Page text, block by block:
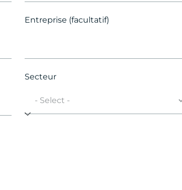
Entreprise (facultatif)
Secteur